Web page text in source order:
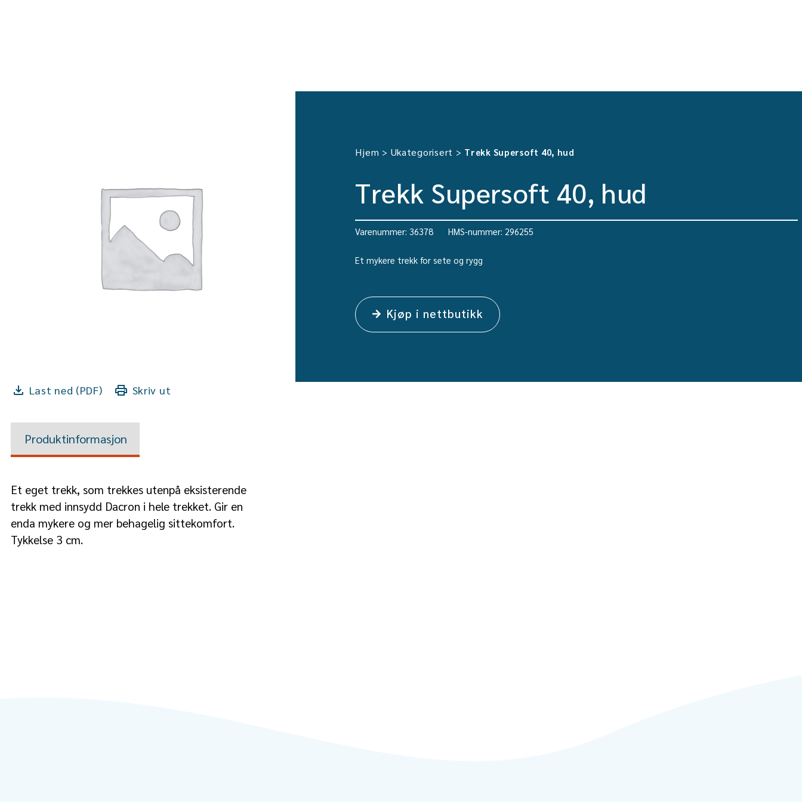
Hjem > Ukategorisert > Trekk Supersoft 40, hud
Trekk Supersoft 40, hud
Varenummer: 36378 HMS-nummer: 296255
Et mykere trekk for sete og rygg
Kjøp i nettbutikk
Last ned (PDF) Skriv ut
Produktinformasjon
Et eget trekk, som trekkes utenpå eksisterende
trekk med innsydd Dacron i hele trekket. Gir en
enda mykere og mer behagelig sittekomfort.
Tykkelse 3 cm.